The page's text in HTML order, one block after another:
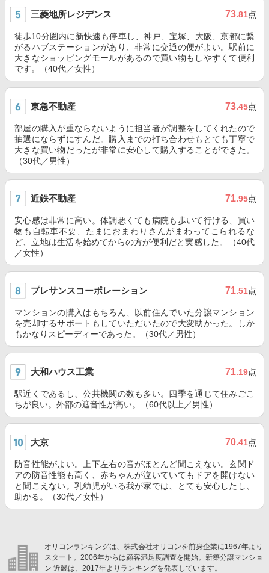
三菱地所レジデンス 73.81点
徒歩10分圏内に新快速も停車し、神戸、宝塚、大阪、京都に繋
がるハブステーションがあり、非常に交通の便がよい。駅前に
大きなショッピングモールがあるので買い物もしやすくて便利
です。（40代／女性）
東急不動産 73.45点
部屋の購入が重ならないように担当者が調整をしてくれたので
抽選にならずにすんだ。購入までの打ち合わせもとても丁寧で
大きな買い物だったが非常に安心して購入することができた。
（30代／男性）
近鉄不動産 71.95点
安心感は非常に高い。体調悪くても病院も歩いて行ける、買い
物も自転車不要、たまにおまわりさんがまわってこられるな
ど、立地は生活を始めてからの方が便利だと実感した。（40代
／女性）
プレサンスコーポレーション 71.51点
マンションの購入はもちろん、以前住んでいた分譲マンション
を売却するサポートもしていただいたので大変助かった。しか
もかなりスピーディーであった。（30代／男性）
大和ハウス工業 71.19点
駅近くであるし、公共機関の数も多い。四季を通じて住みごこ
ちが良い。外部の遮音性が高い。（60代以上／男性）
大京 70.41点
防音性能がよい。上下左右の音がほとんど聞こえない。玄関ド
アの防音性能も高く、赤ちゃんが泣いていてもドアを開けない
と聞こえない。乳幼児がいる我が家では、とても安心したし、
助かる。（30代／女性）
オリコンランキングは、株式会社オリコンを前身企業に1967年より
スタート。2006年からは顧客満足度調査を開始。新築分譲マンショ
ン 近畿は、2017年よりランキングを発表しています。